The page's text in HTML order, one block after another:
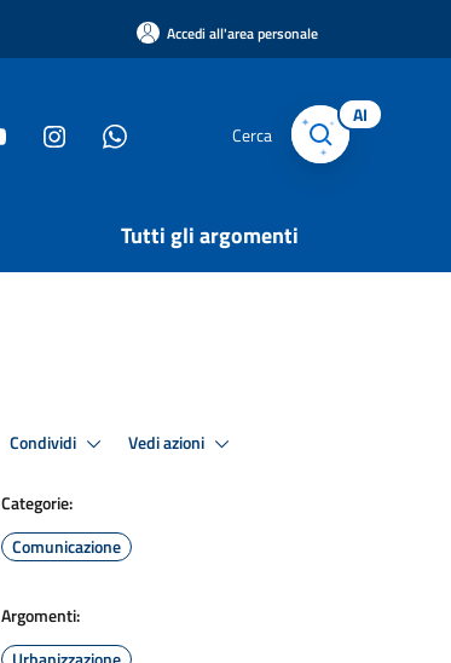
Accedi all'area personale
Cerca
AI
Tutti gli argomenti
Condividi Vedi azioni
Categorie:
Comunicazione
Argomenti: